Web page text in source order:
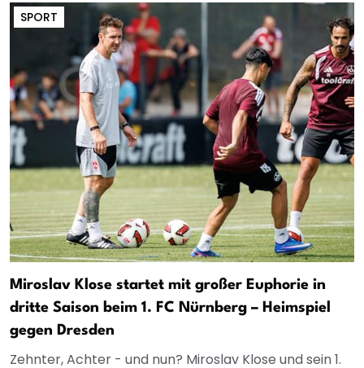
SPORT
Miroslav Klose startet mit großer Euphorie in
dritte Saison beim 1. FC Nürnberg – Heimspiel
gegen Dresden
Zehnter, Achter - und nun? Miroslav Klose und sein 1.